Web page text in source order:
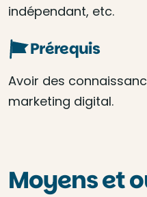
indépendant, etc.
Prérequis
Avoir des
marketing digital.
Moyens et